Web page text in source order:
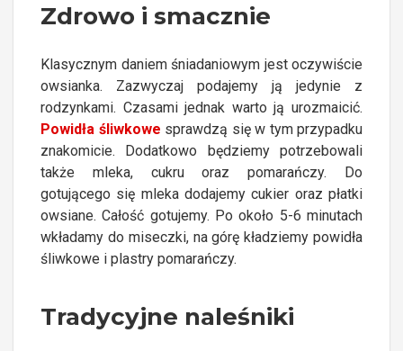
Zdrowo i smacznie
Klasycznym daniem śniadaniowym jest oczywiście
owsianka. Zazwyczaj podajemy ją jedynie z
rodzynkami. Czasami jednak warto ją urozmaicić.
Powidła śliwkowe sprawdzą się w tym przypadku
znakomicie. Dodatkowo będziemy potrzebowali
także mleka, cukru oraz pomarańczy. Do
gotującego się mleka dodajemy cukier oraz płatki
owsiane. Całość gotujemy. Po około 5-6 minutach
wkładamy do miseczki, na górę kładziemy powidła
śliwkowe i plastry pomarańczy.
Tradycyjne naleśniki